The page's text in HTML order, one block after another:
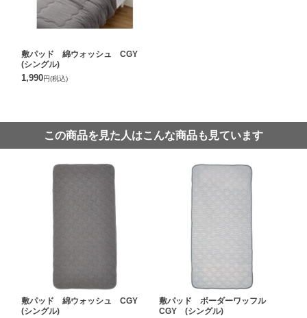
敷パッド 綿ウォッシュ CGY
(シングル)
1,990円(税込)
この商品を見た人はこんな商品も見ています
敷パッド 綿ウォッシュ CGY
(シングル)
敷パッド ボーダーワッフル
CGY (シングル)